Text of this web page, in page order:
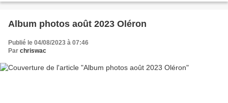
Album photos août 2023 Oléron
Publié le 04/08/2023 à 07:46
Par chriswac